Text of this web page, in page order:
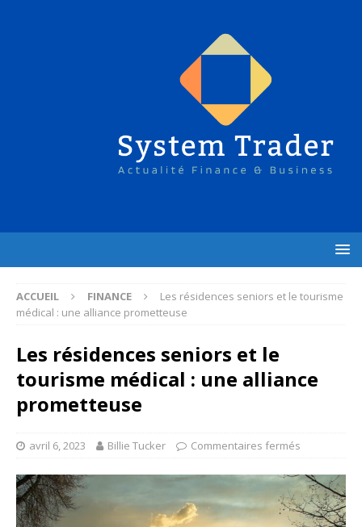
ACCUEIL FINANCE
Les résidences seniors et le tourisme
médical : une alliance prometteuse
Les résidences seniors et le
tourisme médical : une alliance
prometteuse
avril 6, 2023 Billie Tucker Commentaires fermés